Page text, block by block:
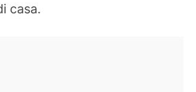
casa.